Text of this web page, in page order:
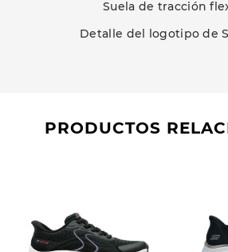
Suela de tracción
Detalle del logotipo de
PRODUCTOS